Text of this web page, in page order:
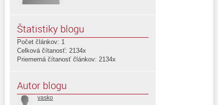
Štatistiky blogu
Počet článkov: 1
Celková čítanosť: 2134x
Priemerná čítanosť článkov: 2134x
Autor blogu
vasko